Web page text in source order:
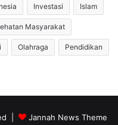
Investasi Islam
Masyarakat
Olahraga Pendidikan
| Jannah News Theme